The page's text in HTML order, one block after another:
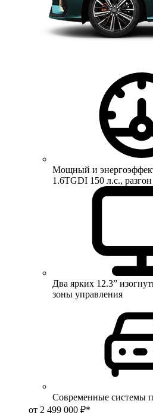
Мощный и
1.6TGDI 150 л.с.,
Два ярких 12.3”
зоны управления
Современные системы
от 2 499 000 ₽*